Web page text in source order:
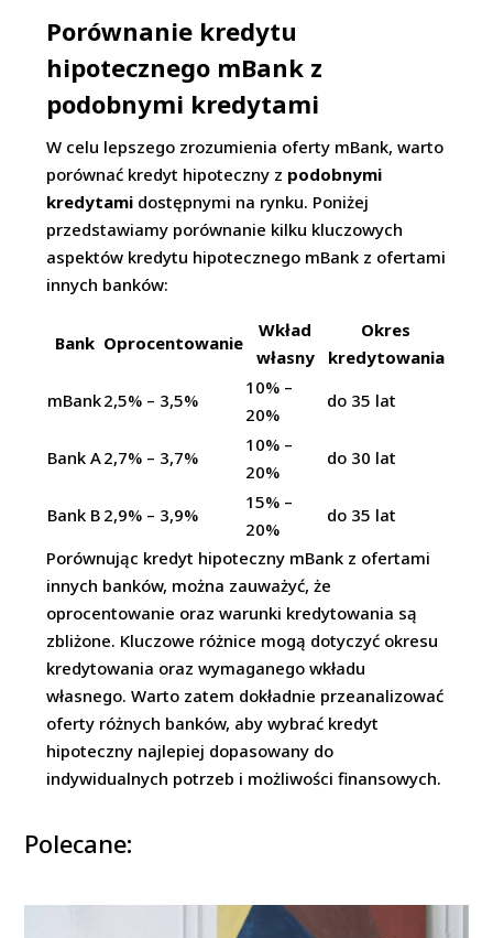
Porównanie kredytu
hipotecznego mBank z
podobnymi kredytami
W celu lepszego zrozumienia oferty mBank, warto
porównać kredyt hipoteczny z podobnymi
kredytami dostępnymi na rynku. Poniżej
przedstawiamy porównanie kilku kluczowych
aspektów kredytu hipotecznego mBank z ofertami
innych banków:
Bank Oprocentowanie
Wkład
własny
Okres
kredytowania
mBank2,5% – 3,5%
10% –
20%
do 35 lat
Bank A2,7% – 3,7%
10% –
20%
do 30 lat
Bank B 2,9% – 3,9%
15% –
20%
do 35 lat
Porównując kredyt hipoteczny mBank z ofertami
innych banków, można zauważyć, że
oprocentowanie oraz warunki kredytowania są
zbliżone. Kluczowe różnice mogą dotyczyć okresu
kredytowania oraz wymaganego wkładu
własnego. Warto zatem dokładnie przeanalizować
oferty różnych banków, aby wybrać kredyt
hipoteczny najlepiej dopasowany do
indywidualnych potrzeb i możliwości finansowych.
Polecane: